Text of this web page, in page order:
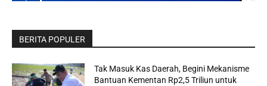
BERITA POPULER
Tak Masuk Kas Daerah, Begini Mekanisme
Bantuan Kementan Rp2,5 Triliun untuk